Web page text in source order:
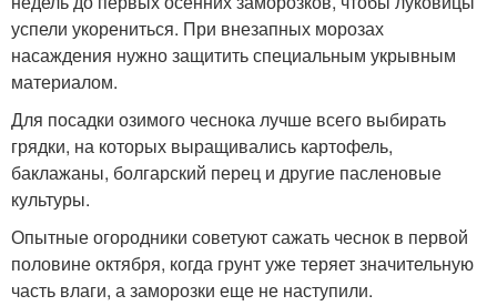
успели укорениться. При внезапных морозах
насаждения нужно защитить специальным укрывным
материалом.
Для посадки озимого чеснока лучше всего выбирать
грядки, на которых выращивались картофель,
баклажаны, болгарский перец и другие пасленовые
культуры.
Опытные огородники советуют сажать чеснок в первой
половине октября, когда грунт уже теряет значительную
часть влаги, а заморозки еще не наступили.